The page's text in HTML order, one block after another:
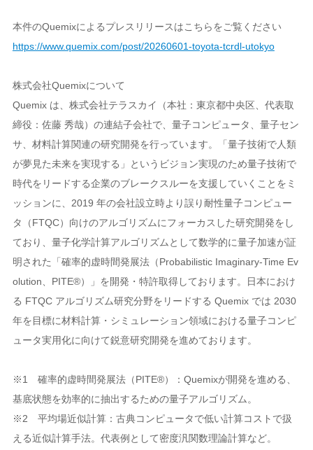
本件のQuemixによるプレスリリースはこちらをご覧ください
https://www.quemix.com/post/20260601-toyota-tcrdl-utokyo
株式会社Quemixについて
Quemix は、株式会社テラスカイ（本社：東京都中央区、代表取
締役：佐藤 秀哉）の連結子会社で、量子コンピュータ、量子セン
サ、材料計算関連の研究開発を行っています。「量子技術で人類
が夢見た未来を実現する」というビジョン実現のため量子技術で
時代をリードする企業のブレークスルーを支援していくことをミ
ッションに、2019 年の会社設立時より誤り耐性量子コンピュー
タ（FTQC）向けのアルゴリズムにフォーカスした研究開発をし
ており、量子化学計算アルゴリズムとして数学的に量子加速が証
明された「確率的虚時間発展法（Probabilistic Imaginary-Time Ev
olution、PITE®）」を開発・特許取得しております。日本におけ
る FTQC アルゴリズム研究分野をリードする Quemix では 2030
年を目標に材料計算・シミュレーション領域における量子コンピ
ュータ実用化に向けて鋭意研究開発を進めております。
※1 確率的虚時間発展法（PITE®）：Quemixが開発を進める、
基底状態を効率的に抽出するための量子アルゴリズム。
※2 平均場近似計算：古典コンピュータで低い計算コストで扱
える近似計算手法。代表例として密度汎関数理論計算など。